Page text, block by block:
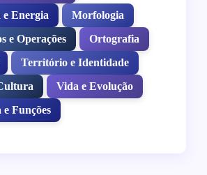
Energia
Morfologia
e Operações
Ortografia
Território e Identidade
Vida e Evolução
Funções